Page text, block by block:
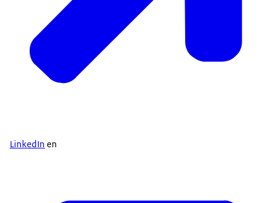
LinkedIn en